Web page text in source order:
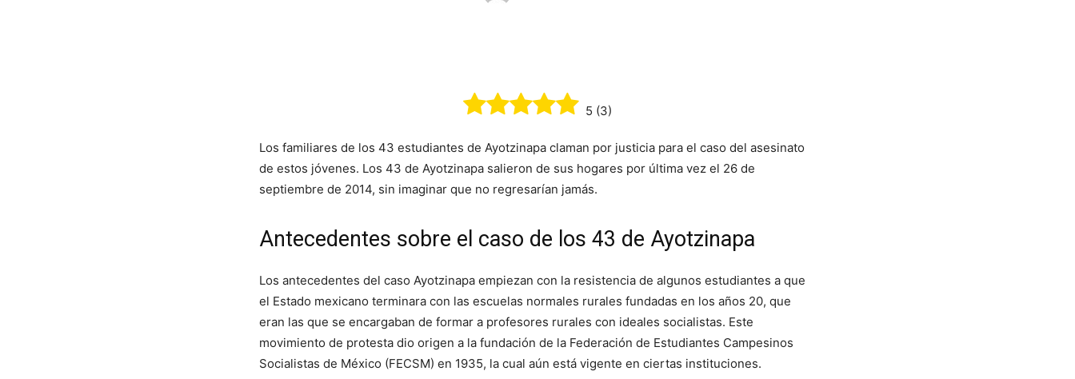
5 (3)
Los familiares de los 43 estudiantes de Ayotzinapa claman por justicia para el caso del asesinato
de estos jóvenes. Los 43 de Ayotzinapa salieron de sus hogares por última vez el 26 de
septiembre de 2014, sin imaginar que no regresarían jamás.
Antecedentes sobre el caso de los 43 de Ayotzinapa
Los antecedentes del caso Ayotzinapa empiezan con la resistencia de algunos estudiantes a que
el Estado mexicano terminara con las escuelas normales rurales fundadas en los años 20, que
eran las que se encargaban de formar a profesores rurales con ideales socialistas. Este
movimiento de protesta dio origen a la fundación de la Federación de Estudiantes Campesinos
Socialistas de México (FECSM) en 1935, la cual aún está vigente en ciertas instituciones.